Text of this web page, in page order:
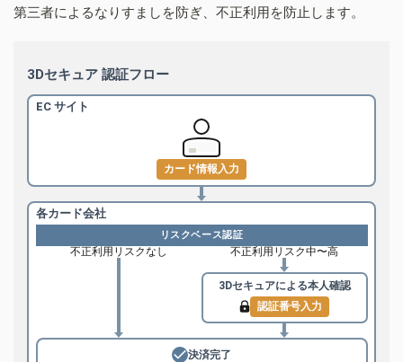
第三者によるなりすましを防ぎ、不正利用を防止します。
3Dセキュア 認証フロー
EC サイト
カード情報入力
各カード会社
リスクベース認証
不正利用リスクなし 不正利用リスク中〜高
3Dセキュアによる本人確認
認証番号入力
決済完了